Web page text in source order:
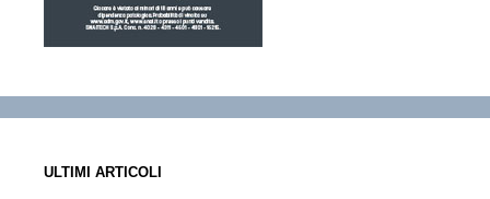
ULTIMI ARTICOLI